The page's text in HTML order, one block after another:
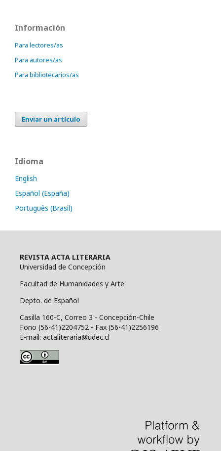
Información
Para lectores/as
Para autores/as
Para bibliotecarios/as
Enviar un artículo
Idioma
English
Español (España)
Português (Brasil)
REVISTA ACTA LITERARIA
Universidad de Concepción
Facultad de Humanidades y Arte
Depto. de Español
Casilla 160-C, Correo 3 - Concepción-Chile
Fono (56-41)2204752 - Fax (56-41)2256196
E-mail: actaliteraria@udec.cl